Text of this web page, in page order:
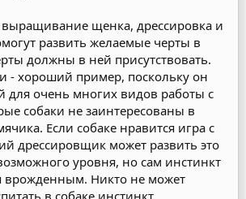
щенка, дрессировка и
развить желаемые черты в
должны в ней присутствовать.
- хороший пример, поскольку он
для очень многих видов работы с
собаки не заинтересованы в
Если собаке нравится игра с
дрессировщик может развить это
уровня, но сам инстинкт
врожденным. Никто не может
в собаке инстинкт.